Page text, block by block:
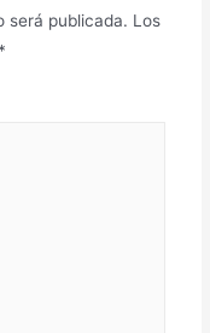
será publicada. Los
*